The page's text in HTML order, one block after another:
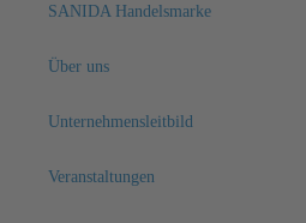
SANIDA Handelsmarke
Über uns
Unternehmensleitbild
Veranstaltungen